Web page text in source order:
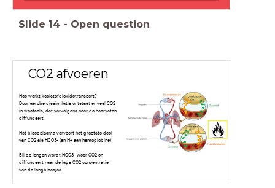
Slide 14 - Open question
CO2 afvoeren
Hoe werkt koolstofdioxidetransport?
Door aerobe dissimilatie ontstaat er veel CO2
in weefsels, dat vervolgens naar de haarvaten
diffundeert.
Het bloedplasma vervoert het grootste deel
van CO2 als HCO3- (en H+ aan hemoglobine)
Bij de longen wordt HCO3- weer CO2 en
diffundeert naar de lage CO2 concentratie
van de longblaasjes